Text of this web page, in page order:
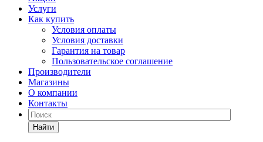
Услуги
Как купить
Условия оплаты
Условия доставки
Гарантия на товар
Пользовательское соглашение
Производители
Магазины
О компании
Контакты
Найти